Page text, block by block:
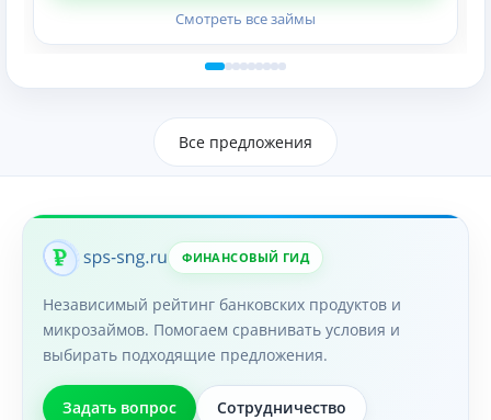
Смотреть все займы
Все предложения
ФИНАНСОВЫЙ ГИД
Независимый рейтинг банковских продуктов и
микрозаймов. Помогаем сравнивать условия и
выбирать подходящие предложения.
Задать вопрос Сотрудничество